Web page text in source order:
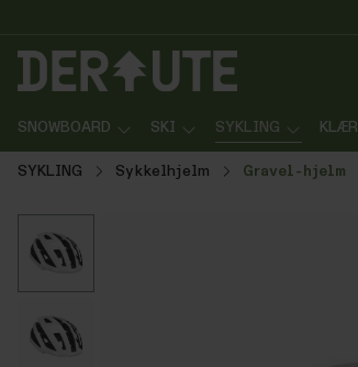
SNOWBOARD SKI SYKLING KLÆR
SYKLING Sykkelhjelm Gravel-hjelm